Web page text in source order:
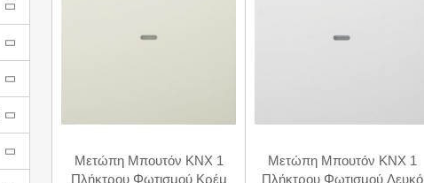
Μετώπη Μπουτόν KNX 1
Πλήκτρου Φωτισμού Κρέμ
Μετώπη Μπουτόν KNX 1
Πλήκτρου Φωτισμού Λευκό